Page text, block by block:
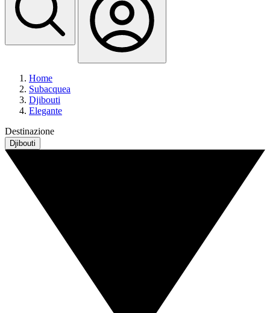
Home
Subacquea
Djibouti
Elegante
Destinazione
Djibouti